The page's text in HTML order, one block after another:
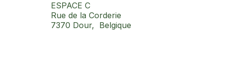
ESPACE C
Rue de la Corderie
7370 Dour, Belgique